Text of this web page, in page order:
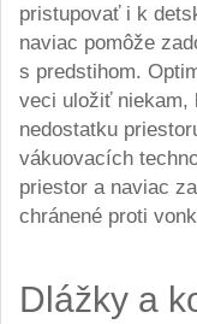
pristupovať i k
naviac pomôže
s predstihom.
veci uložiť niekam,
nedostatku
vákuovacích
priestor a naviac
chránené proti
Dlážky a